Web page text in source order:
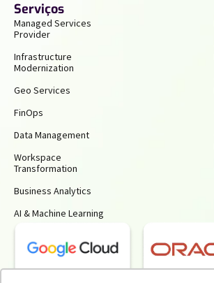
Serviços
Managed Services
Provider
Infrastructure
Modernization
Geo Services
FinOps
Data Management
Workspace
Transformation
Business Analytics
AI & Machine Learning